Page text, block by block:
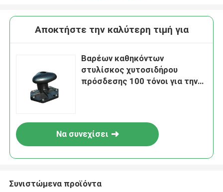
Αποκτήστε την καλύτερη τιμή για
Βαρέων καθηκόντων
στυλίσκος χυτοσιδήρου
πρόσδεσης 100 τόνοι για την
Να συνεχίσει
Συνιστώμενα προϊόντα